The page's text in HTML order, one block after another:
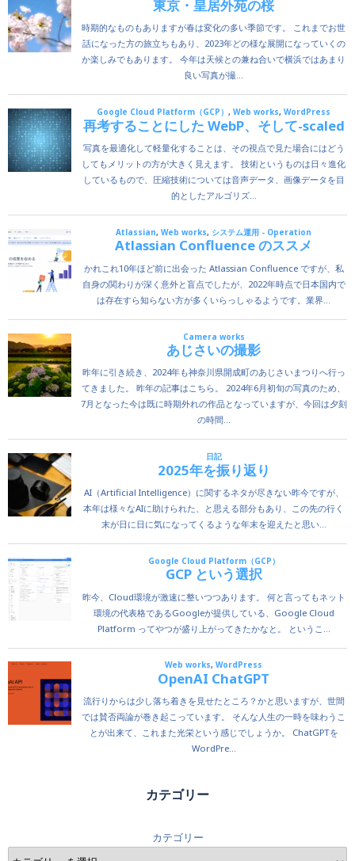
カテゴリー
カテゴリー